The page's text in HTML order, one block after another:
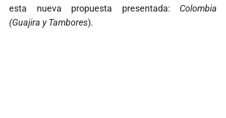
esta nueva propuesta presentada: Colombia
(Guajira y Tambores).